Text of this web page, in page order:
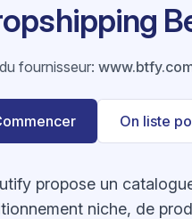
fournisseur:
On liste
propose un
niche, de